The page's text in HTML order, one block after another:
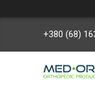
+380 (68)